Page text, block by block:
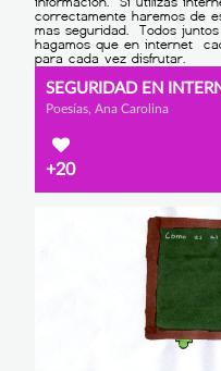
SEGURIDAD EN
Poesías, Ana Carolina
+20